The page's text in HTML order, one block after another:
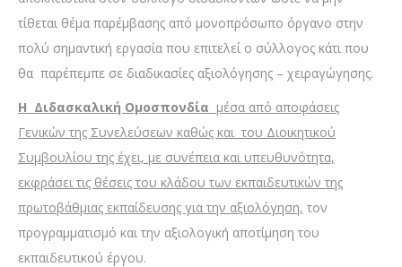
τίθεται θέμα παρέμβασης από μονοπρόσωπο όργανο στην
πολύ σημαντική εργασία που επιτελεί ο σύλλογος κάτι που
θα παρέπεμπε σε διαδικασίες αξιολόγησης – χειραγώγησης.
Η Διδασκαλική Ομοσπονδία μέσα από αποφάσεις
Γενικών της Συνελεύσεων καθώς και του Διοικητικού
Συμβουλίου της έχει, με συνέπεια και υπευθυνότητα,
εκφράσει τις θέσεις του κλάδου των εκπαιδευτικών της
πρωτοβάθμιας εκπαίδευσης για την αξιολόγηση, τον
προγραμματισμό και την αξιολογική αποτίμηση του
εκπαιδευτικού έργου.